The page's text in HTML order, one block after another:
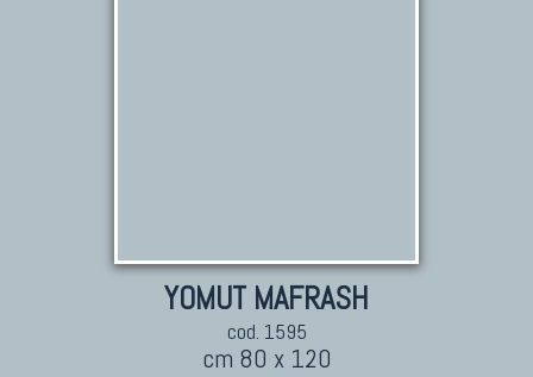
YOMUT MAFRASH
cod. 1595
cm 80 x 120